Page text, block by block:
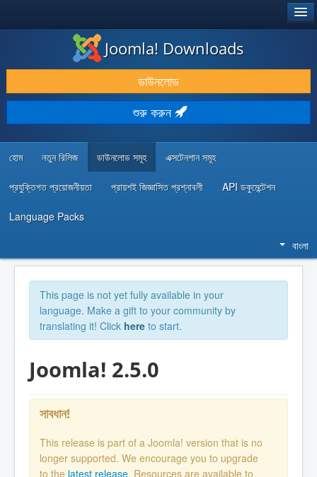
ডাউনলোড & প্রসারিত করুন
আবিষ্কার & শিখুন
কমিউনিটি & সহায়তা
Joomla! Downloads
ডাউনলোড
শুরু করুন
হোম নতুন রিলিজ ডাউনলোড সমূহ এক্সটেনশান সমূহ
প্রযুক্তিগত প্রয়োজনীয়তা প্রায়শই জিজ্ঞাসিত প্রশ্নাবলী API ডকুমেন্টেশন
Language Packs
বাংলা
This page is not yet fully available in your
language. Make a gift to your community by
translating it! Click here to start.
Joomla! 2.5.0
সাবধান!
This release is part of a Joomla! version that is no
longer supported. We encourage you to upgrade
to the latest release. Resources are available to